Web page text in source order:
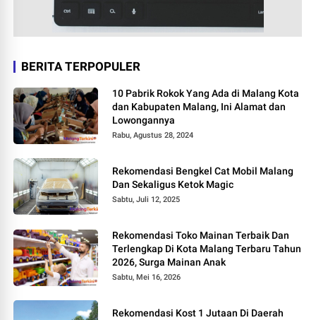
BERITA TERPOPULER
10 Pabrik Rokok Yang Ada di Malang Kota
dan Kabupaten Malang, Ini Alamat dan
Lowongannya
Rabu, Agustus 28, 2024
Rekomendasi Bengkel Cat Mobil Malang
Dan Sekaligus Ketok Magic
Sabtu, Juli 12, 2025
Rekomendasi Toko Mainan Terbaik Dan
Terlengkap Di Kota Malang Terbaru Tahun
2026, Surga Mainan Anak
Sabtu, Mei 16, 2026
Rekomendasi Kost 1 Jutaan Di Daerah